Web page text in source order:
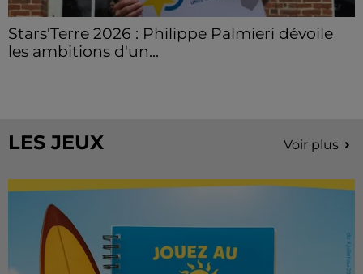
Stars'Terre 2026 : Philippe Palmieri dévoile
les ambitions d'un...
LES JEUX Voir plus